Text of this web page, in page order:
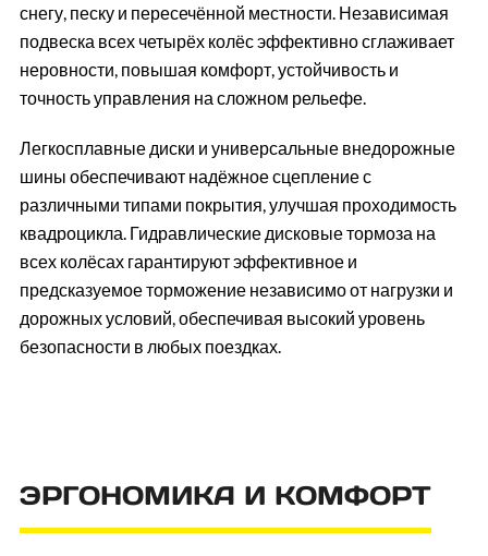
снегу, песку и пересечённой местности. Независимая
подвеска всех четырёх колёс эффективно сглаживает
неровности, повышая комфорт, устойчивость и
точность управления на сложном рельефе.
Легкосплавные диски и универсальные внедорожные
шины обеспечивают надёжное сцепление с
различными типами покрытия, улучшая проходимость
квадроцикла. Гидравлические дисковые тормоза на
всех колёсах гарантируют эффективное и
предсказуемое торможение независимо от нагрузки и
дорожных условий, обеспечивая высокий уровень
безопасности в любых поездках.
ЭРГОНОМИКА И КОМФОРТ